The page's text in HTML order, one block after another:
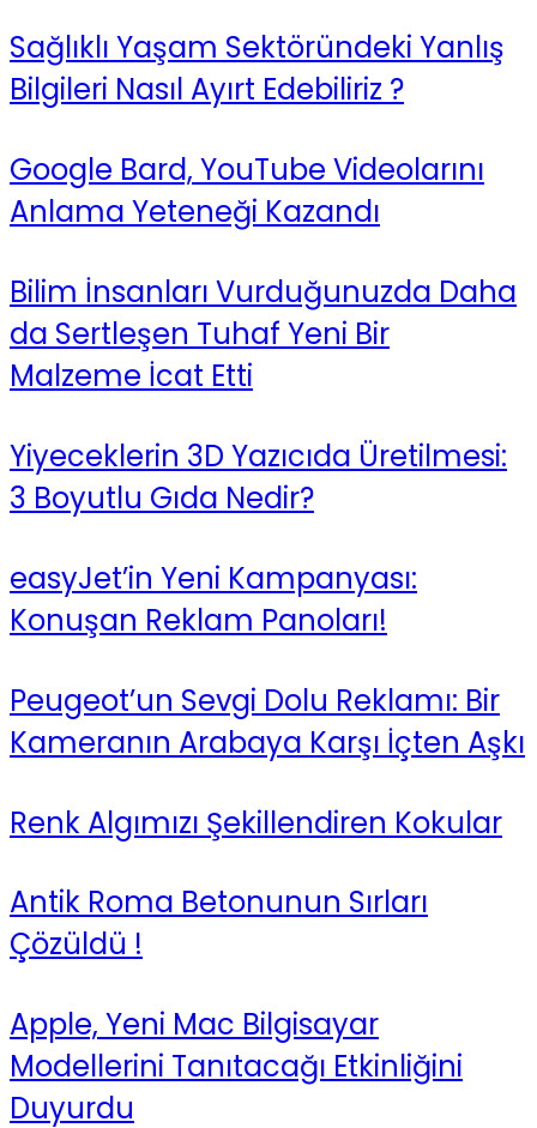
Sağlıklı Yaşam Sektöründeki Yanlış
Bilgileri Nasıl Ayırt Edebiliriz ?
Google Bard, YouTube Videolarını
Anlama Yeteneği Kazandı
Bilim İnsanları Vurduğunuzda Daha
da Sertleşen Tuhaf Yeni Bir
Malzeme İcat Etti
Yiyeceklerin 3D Yazıcıda Üretilmesi:
3 Boyutlu Gıda Nedir?
easyJet’in Yeni Kampanyası:
Konuşan Reklam Panoları!
Peugeot’un Sevgi Dolu Reklamı: Bir
Kameranın Arabaya Karşı İçten Aşkı
Renk Algımızı Şekillendiren Kokular
Antik Roma Betonunun Sırları
Çözüldü !
Apple, Yeni Mac Bilgisayar
Modellerini Tanıtacağı Etkinliğini
Duyurdu